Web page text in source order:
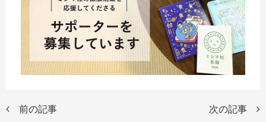
前の記事 次の記事